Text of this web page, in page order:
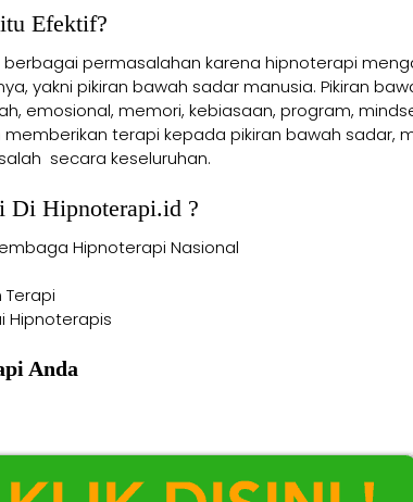
Efektif?
permasalahan karena hipnoterapi
yakni pikiran bawah sadar manusia. Pikiran
emosional, memori, kebiasaan, program,
terapi kepada pikiran bawah sadar,
secara keseluruhan.
Di Hipnoterapi.id ?
Hipnoterapi Nasional
Terapi
Hipnoterapis
Anda